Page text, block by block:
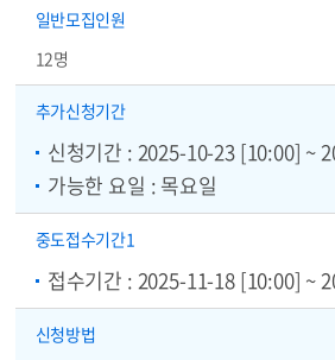
일반모집인원
12명
추가신청기간
신청기간 : 2025-10-23 [10:00] ~
가능한 요일 : 목요일
중도접수기간1
접수기간 : 2025-11-18 [10:00] ~
신청방법